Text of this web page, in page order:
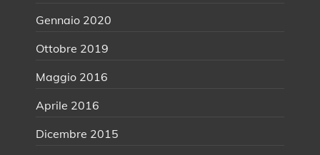
Gennaio 2020
Ottobre 2019
Maggio 2016
Aprile 2016
Dicembre 2015